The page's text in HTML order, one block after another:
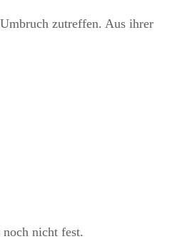
zutreffen. Aus ihrer
nicht fest.